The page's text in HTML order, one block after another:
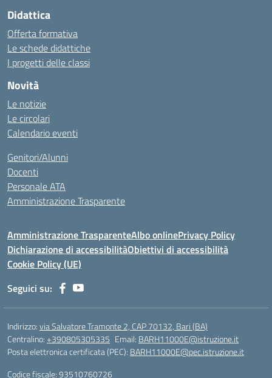
Didattica
Offerta formativa
Le schede didattiche
I progetti delle classi
Novità
Le notizie
Le circolari
Calendario eventi
Genitori/Alunni
Docenti
Personale ATA
Amministrazione Trasparente
Amministrazione TrasparenteAlbo onlinePrivacy Policy
Dichiarazione di accessibilitàObiettivi di accessibilità
Cookie Policy (UE)
Seguici su:
Indirizzo:via Salvatore Tramonte 2, CAP 70132, Bari (BA)
Centralino:+390805305335 Email: BARH11000E@istruzione.it
Posta elettronica certificata (PEC): BARH11000E@pec.istruzione.it
Codice fiscale: 93510760726